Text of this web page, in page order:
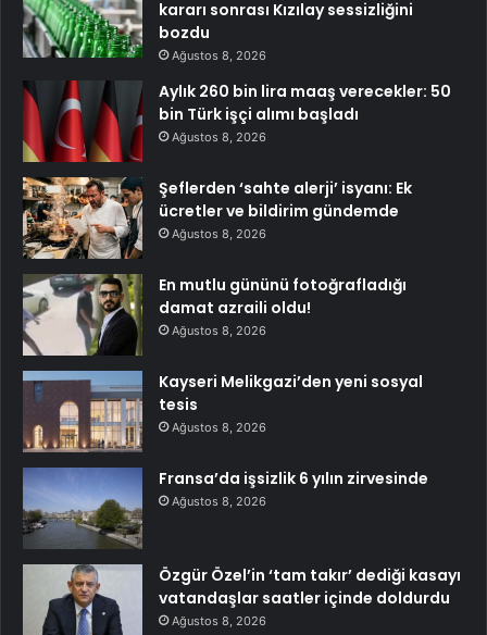
kararı sonrası Kızılay sessizliğini
bozdu
Ağustos 8, 2026
Aylık 260 bin lira maaş verecekler: 50
bin Türk işçi alımı başladı
Ağustos 8, 2026
Şeflerden ‘sahte alerji’ isyanı: Ek
ücretler ve bildirim gündemde
Ağustos 8, 2026
En mutlu gününü fotoğrafladığı
damat azraili oldu!
Ağustos 8, 2026
Kayseri Melikgazi’den yeni sosyal
tesis
Ağustos 8, 2026
Fransa’da işsizlik 6 yılın zirvesinde
Ağustos 8, 2026
Özgür Özel’in ‘tam takır’ dediği kasayı
vatandaşlar saatler içinde doldurdu
Ağustos 8, 2026